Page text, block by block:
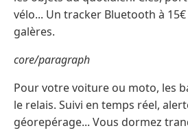
vélo... Un tracker Bluetooth à
galères.
core/paragraph
Pour votre voiture ou moto, les
le relais. Suivi en temps réel,
géorepérage... Vous dormez